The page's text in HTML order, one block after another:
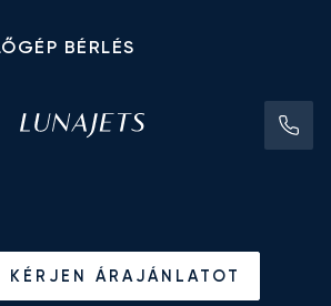
BÉRLÉS
KÉRJEN ÁRAJÁNLATOT